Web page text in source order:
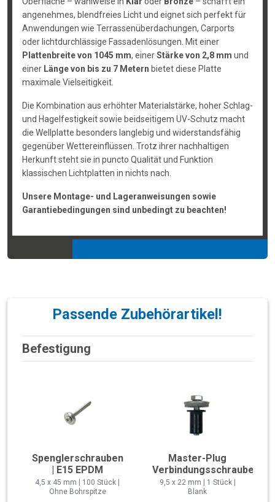
angenehmes, blendfreies Licht und eignet sich perfekt für
Anwendungen wie Terrassenüberdachungen, Carports
oder lichtdurchlässige Fassadenlösungen. Mit einer
Plattenbreite von 1045 mm, einerStärke von 2,8 mm und
einer Länge von bis zu 7 Metern bietet diese Platte
maximale Vielseitigkeit.
Die Kombination aus erhöhter Materialstärke, hoher Schlag-
und Hagelfestigkeit sowie beidseitigem UV-Schutz macht
die Wellplatte besonders langlebig und widerstandsfähig
gegenüber Wettereinflüssen. Trotz ihrer nachhaltigen
Herkunft steht sie in puncto Qualität und Funktion
klassischen Lichtplatten in nichts nach.
Unsere Montage- und Lageranweisungen sowie
Garantiebedingungen sind unbedingt zu beachten!
Passende Zubehörartikel!
Befestigung
Spenglerschrauben
| E15 EPDM
4,5 x 45 mm | 100 Stück |
Ohne Bohrspitze
Master-Plug
Verbindungsschraube
9,5 x 22 mm | 1 Stück |
Blank